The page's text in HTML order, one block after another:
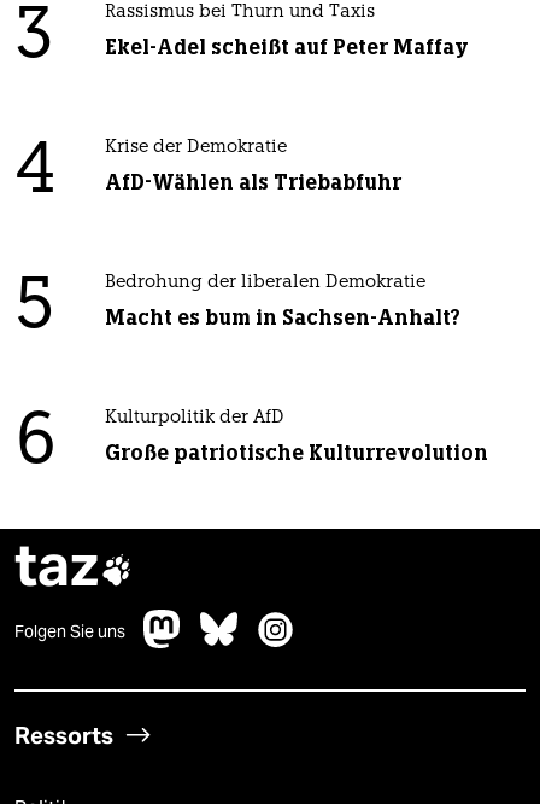
3 Rassismus bei Thurn und Taxis
Ekel-Adel scheißt auf Peter Maffay
4 Krise der Demokratie
AfD-Wählen als Triebabfuhr
5 Bedrohung der liberalen Demokratie
Macht es bum in Sachsen-Anhalt?
6 Kulturpolitik der AfD
Große patriotische Kulturrevolution
taz
Folgen Sie uns
Ressorts